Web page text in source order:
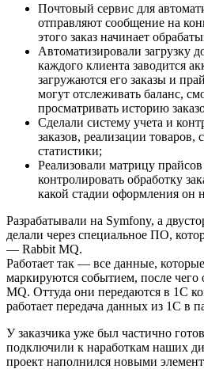
Почтовый сервис для
отправляют сообщение на
этого заказ начинает
Автоматизировали загрузку
каждого клиента заводится
загружаются его заказы и
могут отслеживать баланс,
просматривать историю
Сделали систему учета и
заказов, реализации товаров,
статистики;
Реализовали матрицу
контролировать обработку
какой стадии оформления он
Разрабатывали на Symfony, а
делали через специальное ПО,
— Rabbit MQ.
Работает так — все данные,
маркируются событием, после чего
MQ. Оттуда они передаются в 1С
работает передача данных из 1С в
У заказчика уже был частично
подключили к наработкам наших
проект наполнился новыми